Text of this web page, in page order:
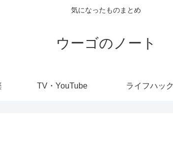
気になったものまとめ
ウーゴのノート
TV・YouTube ライフハック